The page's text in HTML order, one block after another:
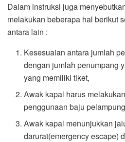
Dalam instruksi juga
melakukan beberapa hal berikut
antara lain :
Kesesuaian antara jumlah
dengan jumlah penumpang
yang memiliki tiket,
Awak kapal harus
penggunaan baju pelampung
Awak kapal menunjukkan
darurat(emergency escape)